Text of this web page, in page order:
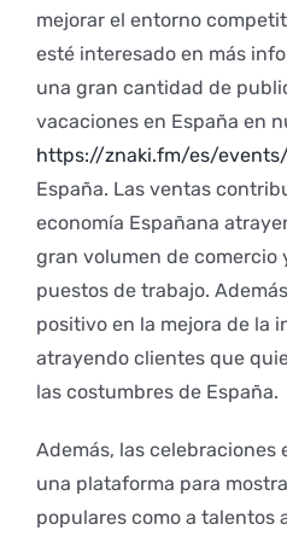
mejorar el entorno
esté interesado en más
una gran cantidad de
vacaciones en España en
https://znaki.fm/es/events/
España. Las ventas
economía Españana
gran volumen de comercio
puestos de trabajo.
positivo en la mejora de la
atrayendo clientes que
las costumbres de España.
Además, las celebraciones
una plataforma para
populares como a talentos